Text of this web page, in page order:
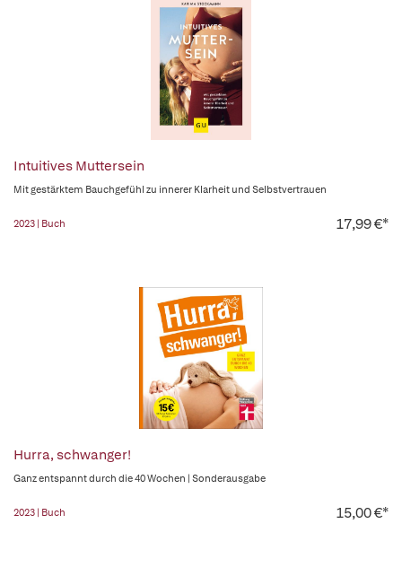
Intuitives Muttersein
Mit gestärktem Bauchgefühl zu innerer Klarheit und Selbstvertrauen
2023 | Buch 17,99 €*
Hurra, schwanger!
Ganz entspannt durch die 40 Wochen | Sonderausgabe
2023 | Buch 15,00 €*